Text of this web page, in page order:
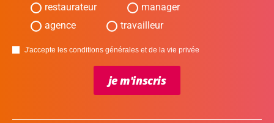
restaurateur
manager
agence
travailleur
J'accepte les conditions générales et de la vie privée
je m'inscris